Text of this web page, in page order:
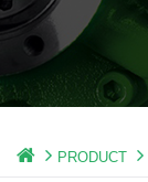
PRODUCT